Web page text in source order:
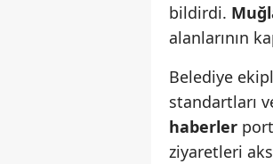
bildirdi.
alanlarının
Belediye
standartları
haberler
ziyaretleri